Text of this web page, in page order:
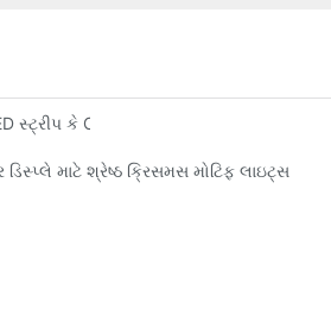
કે COB LED સ્ટ્રીપ?
માટે શ્રેષ્ઠ ક્રિસમસ મોટિફ લાઇટ્સ